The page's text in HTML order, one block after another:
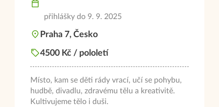
přihlášky do 9. 9. 2025
Praha 7, Česko
4500 Kč / pololetí
Místo, kam se děti rády vrací, učí se pohybu,
hudbě, divadlu, zdravému tělu a kreativitě.
Kultivujeme tělo i duši.